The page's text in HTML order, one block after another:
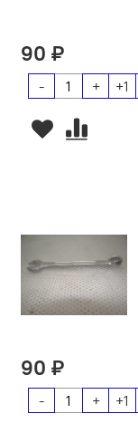
90 ₽
- + +1
90 ₽
- + +1